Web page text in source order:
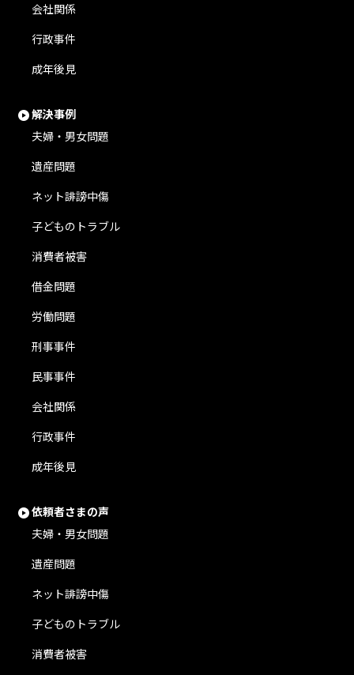
会社関係
行政事件
成年後見
解決事例
夫婦・男女問題
遺産問題
ネット誹謗中傷
子どものトラブル
消費者被害
借金問題
労働問題
刑事事件
民事事件
会社関係
行政事件
成年後見
依頼者さまの声
夫婦・男女問題
遺産問題
ネット誹謗中傷
子どものトラブル
消費者被害